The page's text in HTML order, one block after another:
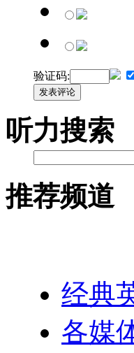
验证码:
发表评论
听力搜索
推荐频道
经典
各媒